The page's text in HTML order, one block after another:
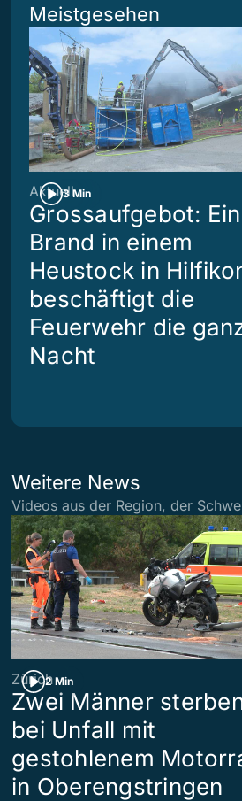
Meistgesehen
3 Min
Aktuell
Grossaufgebot: Ein
Brand in einem
Heustock in
beschäftigt die
Feuerwehr die
Nacht
Weitere News
Videos aus der Region, der
2 Min
Zürich
Zwei Männer
bei Unfall mit
gestohlenem
in Oberengstringen